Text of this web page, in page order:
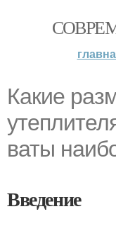
Какие
ваты
Введение